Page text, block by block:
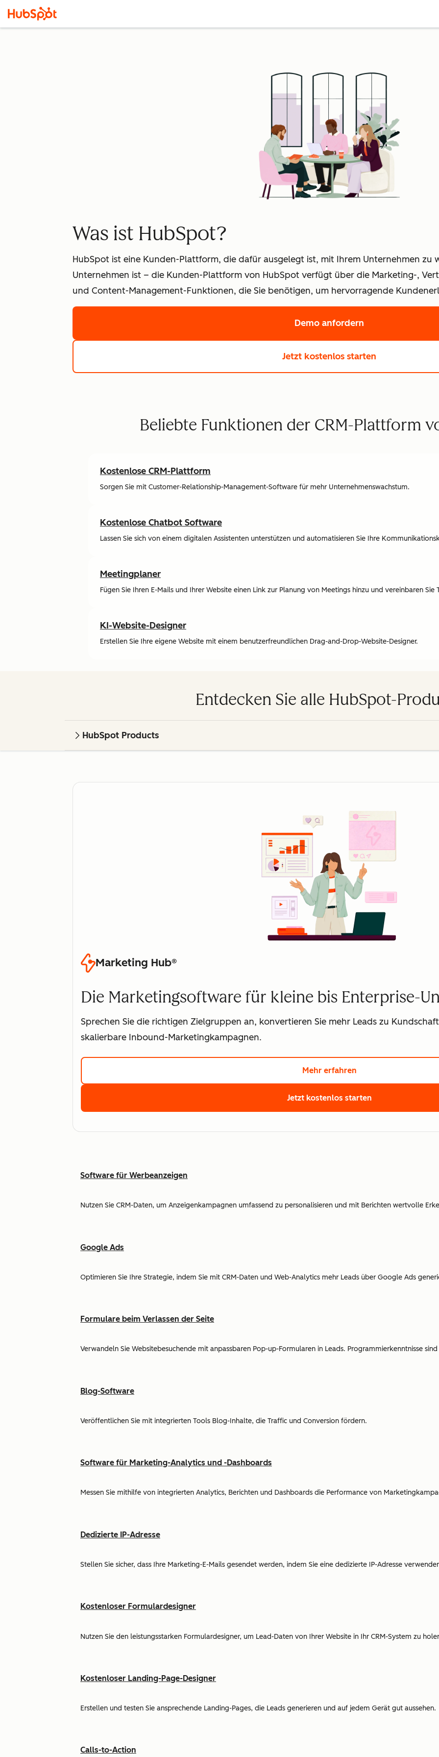
Was ist HubSpot?
HubSpot ist eine Kunden-Plattform, die dafür ausgelegt ist, mit Ihrem Unternehmen zu
Unternehmen ist – die Kunden-Plattform von HubSpot verfügt über die Marketing-,
und Content-Management-Funktionen, die Sie benötigen, um hervorragende
Demo anfordern
Jetzt kostenlos starten
Beliebte Funktionen der CRM-Plattform
Kostenlose CRM-Plattform
Sorgen Sie mit Customer-Relationship-Management-Software für mehr Unternehmenswachstum.
Kostenlose Chatbot Software
Lassen Sie sich von einem digitalen Assistenten unterstützen und automatisieren Sie Ihre
Meetingplaner
Fügen Sie Ihren E-Mails und Ihrer Website einen Link zur Planung von Meetings hinzu und vereinbaren Sie
KI-Website-Designer
Erstellen Sie Ihre eigene Website mit einem benutzerfreundlichen Drag-and-Drop-Website-Designer.
Entdecken Sie alle HubSpot-
HubSpot Products
Marketing Hub®
Die Marketingsoftware für kleine bis Enterprise-
Sprechen Sie die richtigen Zielgruppen an, konvertieren Sie mehr Leads zu
skalierbare Inbound-Marketingkampagnen.
Mehr erfahren
Jetzt kostenlos starten
Software für Werbeanzeigen
Nutzen Sie CRM-Daten, um Anzeigenkampagnen umfassend zu personalisieren und mit Berichten wertvolle
Google Ads
Optimieren Sie Ihre Strategie, indem Sie mit CRM-Daten und Web-Analytics mehr Leads über Google Ads
Formulare beim Verlassen der Seite
Verwandeln Sie Websitebesuchende mit anpassbaren Pop-up-Formularen in Leads. Programmierkenntnisse
Blog-Software
Veröffentlichen Sie mit integrierten Tools Blog-Inhalte, die Traffic und Conversion fördern.
Software für Marketing-Analytics und -Dashboards
Messen Sie mithilfe von integrierten Analytics, Berichten und Dashboards die Performance von
Dedizierte IP-Adresse
Stellen Sie sicher, dass Ihre Marketing-E-Mails gesendet werden, indem Sie eine dedizierte IP-Adresse
Kostenloser Formulardesigner
Nutzen Sie den leistungsstarken Formulardesigner, um Lead-Daten von Ihrer Website in Ihr CRM-System zu
Kostenloser Landing-Page-Designer
Erstellen und testen Sie ansprechende Landing-Pages, die Leads generieren und auf jedem Gerät gut aussehen.
Calls-to-Action